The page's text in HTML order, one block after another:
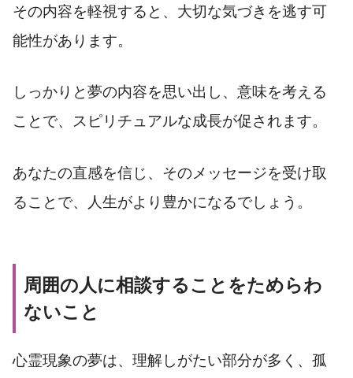
その内容を軽視すると、大切な気づきを逃す可
能性があります。
しっかりと夢の内容を思い出し、意味を考える
ことで、スピリチュアルな成長が促されます。
あなたの直感を信じ、そのメッセージを受け取
ることで、人生がより豊かになるでしょう。
周囲の人に相談することをためらわ
ないこと
心霊現象の夢は、理解しがたい部分が多く、孤